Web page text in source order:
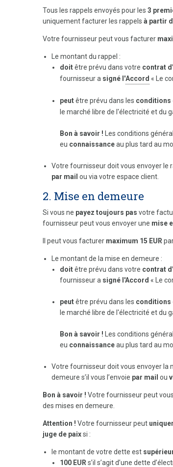
Tous les rappels envoyés pour les 3
uniquement facturer les rappels à partir
Votre fournisseur peut vous facturer
Le montant du rappel :
doitêtre prévu dans votre contrat
fournisseur a signé l'Accord « Le
peutêtre prévu dans les conditions
le marché libre de l'électricité et du
Bon à savoir ! Les conditions
eu connaissanceau plus tard au
Votre fournisseur doit vous envoyer le
par mail ou via votre espace client.
2. Mise en demeure
Si vous ne payez toujours pas votre
fournisseur peut vous envoyer une mise
Il peut vous facturer maximum 15 EUR
Le montant de la mise en demeure :
doitêtre prévu dans votre contrat
fournisseur a signé l'Accord « Le
peutêtre prévu dans les conditions
le marché libre de l'électricité et du
Bon à savoir ! Les conditions
eu connaissanceau plus tard au
Votre fournisseur doit vous envoyer la
demeure s’il vous l’envoie par mail ou
Bon à savoir ! Votre fournisseur peut
des mises en demeure.
Attention ! Votre fournisseur peut
juge de paixsi :
le montant de votre dette est
100 EUR s’il s’agit d’une dette